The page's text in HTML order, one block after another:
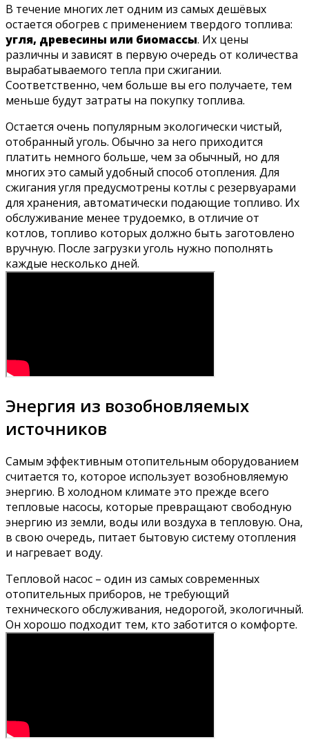
В течение многих лет одним из самых дешёвых
остается обогрев с применением твердого топлива:
угля, древесины или биомассы. Их цены
различны и зависят в первую очередь от количества
вырабатываемого тепла при сжигании.
Соответственно, чем больше вы его получаете, тем
меньше будут затраты на покупку топлива.
Остается очень популярным экологически чистый,
отобранный уголь. Обычно за него приходится
платить немного больше, чем за обычный, но для
многих это самый удобный способ отопления. Для
сжигания угля предусмотрены котлы с резервуарами
для хранения, автоматически подающие топливо. Их
обслуживание менее трудоемко, в отличие от
котлов, топливо которых должно быть заготовлено
вручную. После загрузки уголь нужно пополнять
каждые несколько дней.
Энергия из возобновляемых
источников
Самым эффективным отопительным оборудованием
считается то, которое использует возобновляемую
энергию. В холодном климате это прежде всего
тепловые насосы, которые превращают свободную
энергию из земли, воды или воздуха в тепловую. Она,
в свою очередь, питает бытовую систему отопления
и нагревает воду.
Тепловой насос – один из самых современных
отопительных приборов, не требующий
технического обслуживания, недорогой, экологичный.
Он хорошо подходит тем, кто заботится о комфорте.